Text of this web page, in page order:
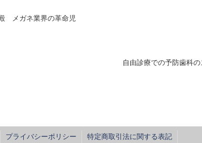
メガネ業界の革命児
自由診療での予防歯科の
プライバシーポリシー 特定商取引法に関する表記